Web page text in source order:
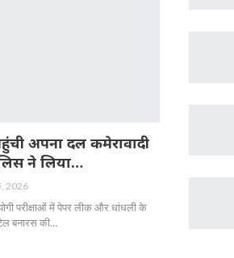
अपना दल कमेरावादी
ने लिया…
2026
परीक्षाओं में पेपर लीक और धांधली के
बनारस की…